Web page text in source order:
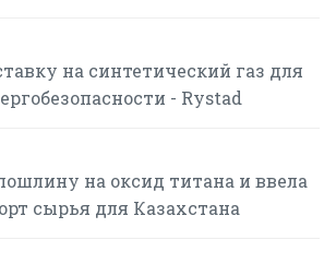
на синтетический газ для
- Rystad
на оксид титана и ввела
сырья для Казахстана